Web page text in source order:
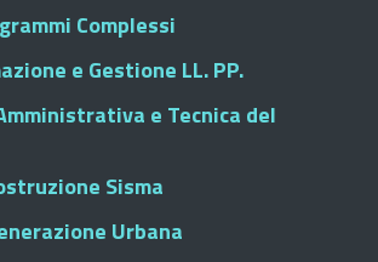
Complessi
e Gestione LL. PP.
e Tecnica del
Sisma
Urbana